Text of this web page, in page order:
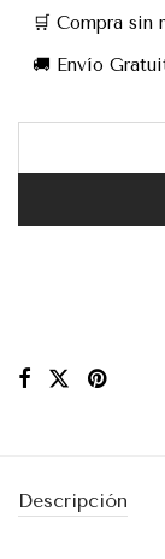
🛒 Compra sin
🚚 Envío
Descripción